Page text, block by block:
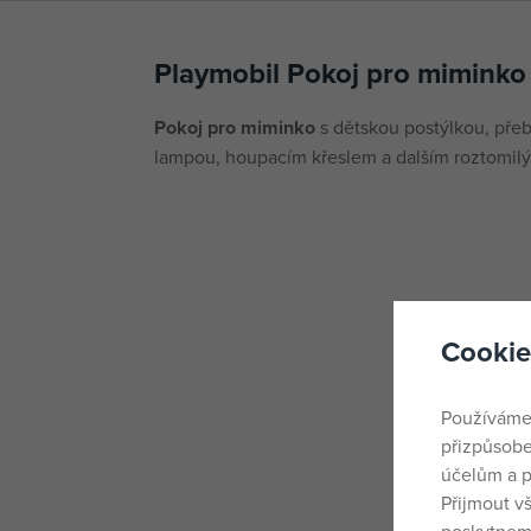
Playmobil Pokoj pro miminko
Pokoj pro miminko s dětskou postýlkou,
lampou, houpacím křeslem a dalším
účelům a
Přijmout